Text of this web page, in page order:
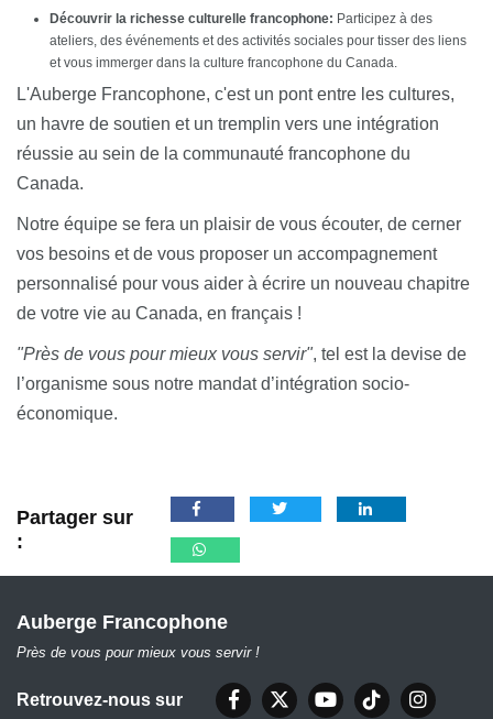
Découvrir la richesse culturelle francophone: Participez à des
ateliers, des événements et des activités sociales pour tisser des liens
et vous immerger dans la culture francophone du Canada.
L'Auberge Francophone, c'est un pont entre les cultures,
un havre de soutien et un tremplin vers une intégration
réussie au sein de la communauté francophone du
Canada.
Notre équipe se fera un plaisir de vous écouter, de cerner
vos besoins et de vous proposer un accompagnement
personnalisé pour vous aider à écrire un nouveau chapitre
de votre vie au Canada, en français !
"Près de vous pour mieux vous servir", tel est la devise de
l’organisme sous notre mandat d’intégration socio-
économique.
Partager sur
:
Auberge Francophone
Près de vous pour mieux vous servir !
Retrouvez-nous sur